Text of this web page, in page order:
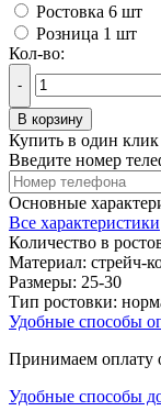
Ростовка 6 шт
Розница 1 шт
Кол-во:
-
В корзину
Купить в один клик
Введите номер
Основные
Все характеристики
Количество в
Материал: стрейч-
Размеры: 25-30
Тип ростовки:
Удобные способы
Принимаем оплату
Удобные способы